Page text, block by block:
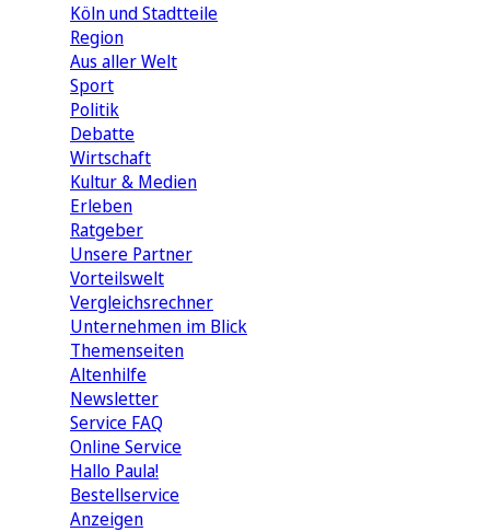
Köln und Stadtteile
Region
Aus aller Welt
Sport
Politik
Debatte
Wirtschaft
Kultur & Medien
Erleben
Ratgeber
Unsere Partner
Vorteilswelt
Vergleichsrechner
Unternehmen im Blick
Themenseiten
Altenhilfe
Newsletter
Service FAQ
Online Service
Hallo Paula!
Bestellservice
Anzeigen